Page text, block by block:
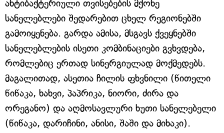
ანტიბაქტერიული თვისებების მქონე
სანელებლები შედარებით ცხელ რეგიონებში
გამოიყენება. გარდა ამისა, მსგავს ქვეყნებში
სანელებლების ისეთი კომბინაციები გვხვდება,
რომლებიც ერთად სინერგიულად მოქმედებს.
მაგალითად, ასეთია ჩილის ფხვნილი (წითელი
წიწაკა, ხახვი, პაპრიკა, ნიორი, ძირა და
ორეგანო) და აღმოსავლური ხუთი სანელებელი
(წიწაკა, დარიჩინი, ანისი, შაში და მიხაკი).